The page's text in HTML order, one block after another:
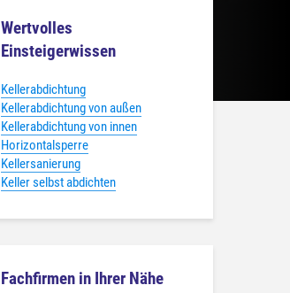
Wertvolles
Einsteigerwissen
Kellerabdichtung
Kellerabdichtung von außen
Kellerabdichtung von innen
Horizontalsperre
Kellersanierung
Keller selbst abdichten
Fachfirmen in Ihrer Nähe